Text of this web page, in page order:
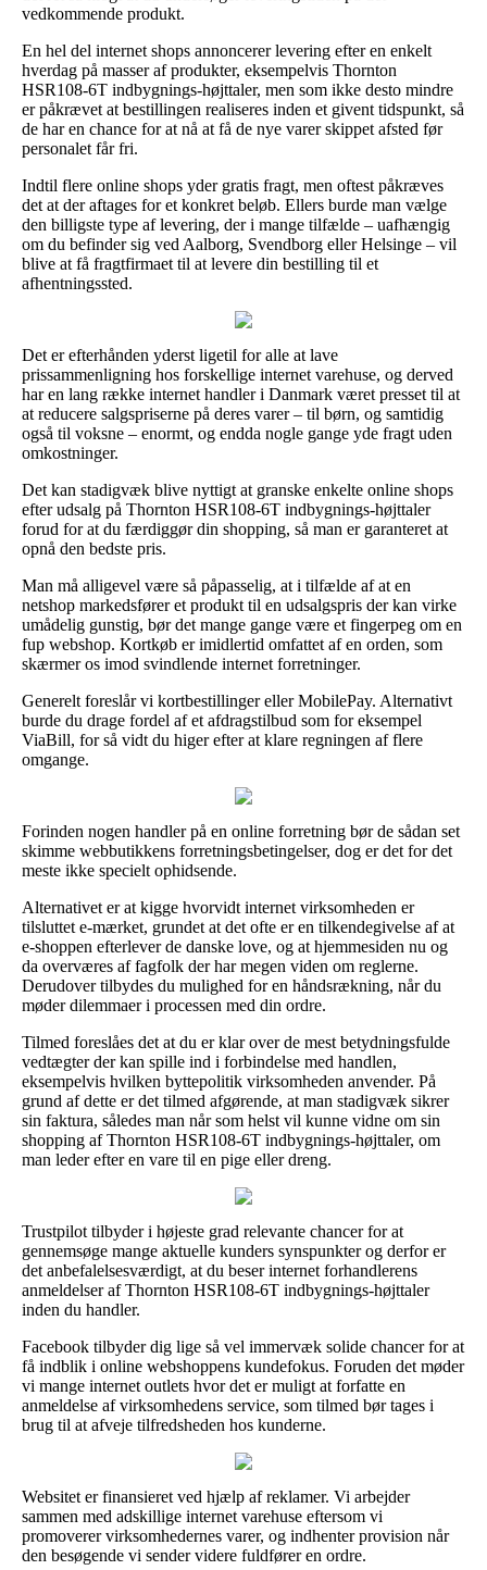
vedkommende produkt.
En hel del internet shops annoncerer levering efter en enkelt
hverdag på masser af produkter, eksempelvis Thornton
HSR108-6T indbygnings-højttaler, men som ikke desto mindre
er påkrævet at bestillingen realiseres inden et givent tidspunkt, så
de har en chance for at nå at få de nye varer skippet afsted før
personalet får fri.
Indtil flere online shops yder gratis fragt, men oftest påkræves
det at der aftages for et konkret beløb. Ellers burde man vælge
den billigste type af levering, der i mange tilfælde – uafhængig
om du befinder sig ved Aalborg, Svendborg eller Helsinge – vil
blive at få fragtfirmaet til at levere din bestilling til et
afhentningssted.
Det er efterhånden yderst ligetil for alle at lave
prissammenligning hos forskellige internet varehuse, og derved
har en lang række internet handler i Danmark været presset til at
at reducere salgspriserne på deres varer – til børn, og samtidig
også til voksne – enormt, og endda nogle gange yde fragt uden
omkostninger.
Det kan stadigvæk blive nyttigt at granske enkelte online shops
efter udsalg på Thornton HSR108-6T indbygnings-højttaler
forud for at du færdiggør din shopping, så man er garanteret at
opnå den bedste pris.
Man må alligevel være så påpasselig, at i tilfælde af at en
netshop markedsfører et produkt til en udsalgspris der kan virke
umådelig gunstig, bør det mange gange være et fingerpeg om en
fup webshop. Kortkøb er imidlertid omfattet af en orden, som
skærmer os imod svindlende internet forretninger.
Generelt foreslår vi kortbestillinger eller MobilePay. Alternativt
burde du drage fordel af et afdragstilbud som for eksempel
ViaBill, for så vidt du higer efter at klare regningen af flere
omgange.
Forinden nogen handler på en online forretning bør de sådan set
skimme webbutikkens forretningsbetingelser, dog er det for det
meste ikke specielt ophidsende.
Alternativet er at kigge hvorvidt internet virksomheden er
tilsluttet e-mærket, grundet at det ofte er en tilkendegivelse af at
e-shoppen efterlever de danske love, og at hjemmesiden nu og
da overværes af fagfolk der har megen viden om reglerne.
Derudover tilbydes du mulighed for en håndsrækning, når du
møder dilemmaer i processen med din ordre.
Tilmed foreslåes det at du er klar over de mest betydningsfulde
vedtægter der kan spille ind i forbindelse med handlen,
eksempelvis hvilken byttepolitik virksomheden anvender. På
grund af dette er det tilmed afgørende, at man stadigvæk sikrer
sin faktura, således man når som helst vil kunne vidne om sin
shopping af Thornton HSR108-6T indbygnings-højttaler, om
man leder efter en vare til en pige eller dreng.
Trustpilot tilbyder i højeste grad relevante chancer for at
gennemsøge mange aktuelle kunders synspunkter og derfor er
det anbefalelsesværdigt, at du beser internet forhandlerens
anmeldelser af Thornton HSR108-6T indbygnings-højttaler
inden du handler.
Facebook tilbyder dig lige så vel immervæk solide chancer for at
få indblik i online webshoppens kundefokus. Foruden det møder
vi mange internet outlets hvor det er muligt at forfatte en
anmeldelse af virksomhedens service, som tilmed bør tages i
brug til at afveje tilfredsheden hos kunderne.
Websitet er finansieret ved hjælp af reklamer. Vi arbejder
sammen med adskillige internet varehuse eftersom vi
promoverer virksomhedernes varer, og indhenter provision når
den besøgende vi sender videre fuldfører en ordre.